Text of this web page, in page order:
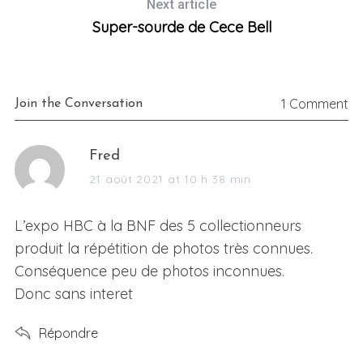
Next article
Super-sourde de Cece Bell
Join the Conversation 1 Comment
s
a
s
:
Fred
21 août 2021 at 10 h 38 min
L’expo HBC à la BNF des 5 collectionneurs
produit la répétition de photos très connues.
Conséquence peu de photos inconnues.
Donc sans interet
Répondre